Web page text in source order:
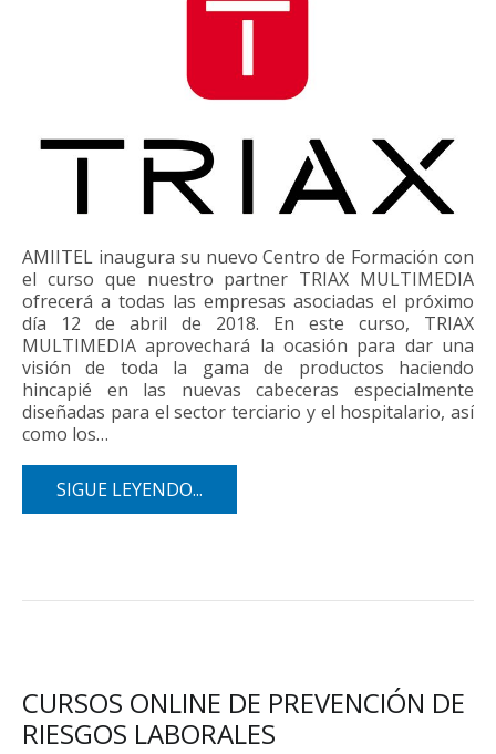
AMIITEL inaugura su nuevo Centro de Formación con
el curso que nuestro partner TRIAX MULTIMEDIA
ofrecerá a todas las empresas asociadas el próximo
día 12 de abril de 2018. En este curso, TRIAX
MULTIMEDIA aprovechará la ocasión para dar una
visión de toda la gama de productos haciendo
hincapié en las nuevas cabeceras especialmente
diseñadas para el sector terciario y el hospitalario, así
como los…
SIGUE LEYENDO...
CURSOS ONLINE DE PREVENCIÓN DE
RIESGOS LABORALES